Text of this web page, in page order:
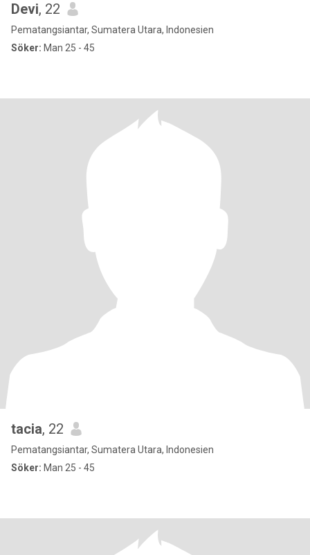
Devi, 22
Pematangsiantar, Sumatera Utara, Indonesien
Söker: Man 25 - 45
tacia, 22
Pematangsiantar, Sumatera Utara, Indonesien
Söker: Man 25 - 45